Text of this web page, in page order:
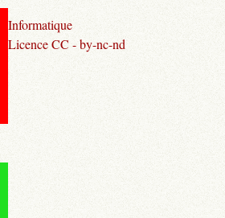
Informatique
Licence CC - by-nc-nd